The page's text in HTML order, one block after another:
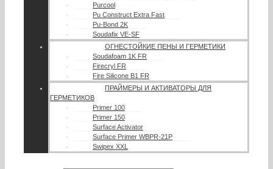
Purcool
Pu Construct Extra Fast
Pu-Bond 2K
Soudafix VE-SF
ОГНЕСТОЙКИЕ ПЕНЫ И ГЕРМЕТИКИ
Soudafoam 1K FR
Firecryl FR
Fire Silicone B1 FR
ПРАЙМЕРЫ И АКТИВАТОРЫ ДЛЯ
ГЕРМЕТИКОВ
Primer 100
Primer 150
Surface Activator
Surface Primer WBPR-21P
Swipex XXL